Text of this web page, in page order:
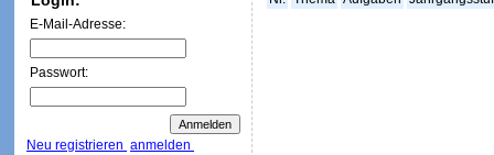
E-Mail-Adresse:
Passwort:
Neu registrieren anmelden